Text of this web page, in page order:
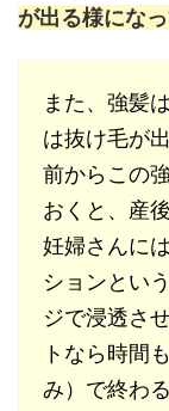
が出る様にな
また、強髪
は抜け毛が
前からこの
おくと、産
妊婦さんに
ションとい
ジで浸透さ
トなら時間
み）で終わ